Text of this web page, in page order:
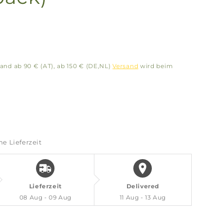
ab 90 € (AT), ab 150 € (DE,NL)Versand wird beim
Lieferzeit
Lieferzeit
08 Aug - 09 Aug
Delivered
11 Aug - 13 Aug